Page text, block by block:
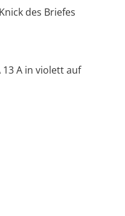
des Briefes
A in violett auf